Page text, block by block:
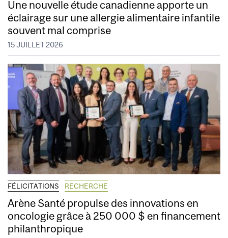
Une nouvelle étude canadienne apporte un
éclairage sur une allergie alimentaire infantile
souvent mal comprise
15 JUILLET 2026
FÉLICITATIONS RECHERCHE
Arène Santé propulse des innovations en
oncologie grâce à 250 000 $ en financement
philanthropique